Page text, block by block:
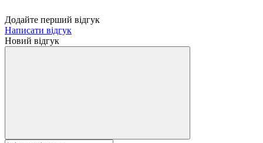
Додайте перший відгук
Написати відгук
Новий відгук